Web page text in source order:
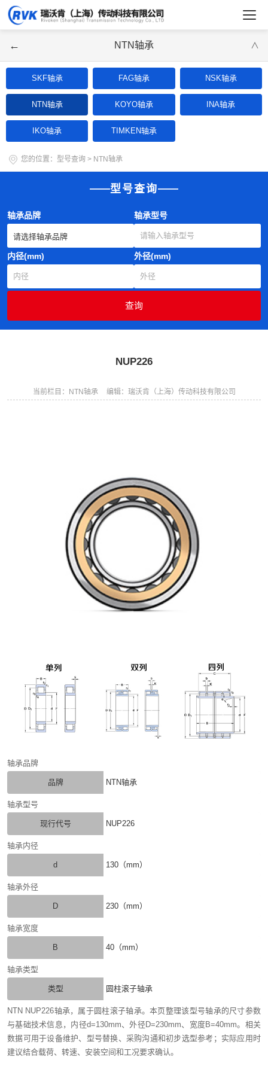
← NTN轴承 ∨
SKF轴承 FAG轴承 NSK轴承
NTN轴承 KOYO轴承 INA轴承
IKO轴承 TIMKEN轴承
您的位置： 型号查询 > NTN轴承
型号查询
轴承品牌 轴承型号
内径(mm) 外径(mm)
NUP226
当前栏目：NTN轴承 编辑：瑞沃肯（上海）传动科技有限公司
轴承品牌
品牌 NTN轴承
轴承型号
现行代号 NUP226
轴承内径
d 130（mm）
轴承外径
D 230（mm）
轴承宽度
B 40（mm）
轴承类型
类型 圆柱滚子轴承
NTN NUP226轴承，属于圆柱滚子轴承。本页整理该型号轴承的尺寸参数
与基础技术信息，内径d=130mm、外径D=230mm、宽度B=40mm。相关
数据可用于设备维护、型号替换、采购沟通和初步选型参考；实际应用时
建议结合载荷、转速、安装空间和工况要求确认。